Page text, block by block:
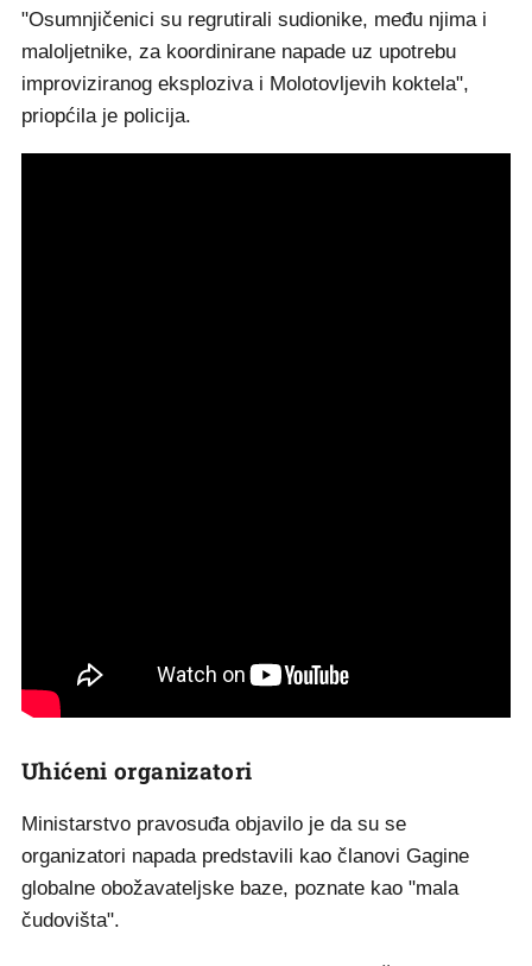
"Osumnjičenici su regrutirali sudionike, među njima i
maloljetnike, za koordinirane napade uz upotrebu
improviziranog eksploziva i Molotovljevih koktela",
priopćila je policija.
Uhićeni organizatori
Ministarstvo pravosuđa objavilo je da su se
organizatori napada predstavili kao članovi Gagine
globalne obožavateljske baze, poznate kao "mala
čudovišta".